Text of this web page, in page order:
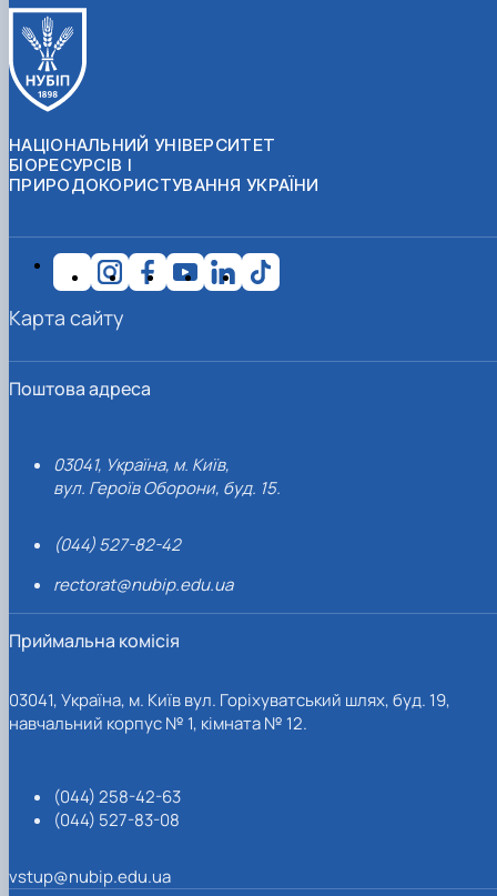
НАЦІОНАЛЬНИЙ УНІВЕРСИТЕТ
БІОРЕСУРСІВ І
ПРИРОДОКОРИСТУВАННЯ УКРАЇНИ
Поштова адреса
03041, Україна, м. Київ,
вул. Героїв Оборони, буд. 15.
(044) 527-82-42
rectorat@nubip.edu.ua
Приймальна комісія
03041, Україна, м. Київ вул. Горіхуватський шлях, буд. 19,
навчальний корпус № 1, кімната № 12.
(044) 258-42-63
(044) 527-83-08
vstup@nubip.edu.ua
Карта сайту